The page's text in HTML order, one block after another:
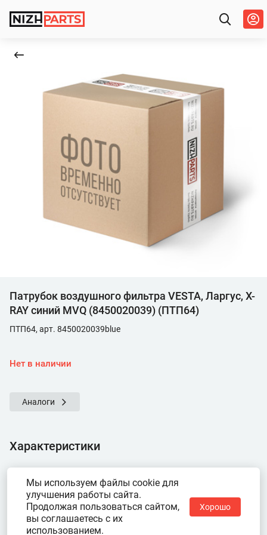
Патрубок воздушного фильтра VESTA, Ларгус, X-
RAY синий MVQ (8450020039) (ПТП64)
ПТП64, арт. 8450020039blue
Нет в наличии
Аналоги
Характеристики
Мы используем файлы cookie для
улучшения работы сайта.
Продолжая пользоваться сайтом,
вы соглашаетесь с их
использованием.
Хорошо